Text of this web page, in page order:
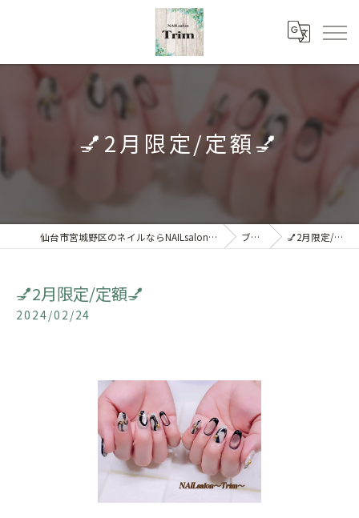
💅2月限定/定額💅
仙台市宮城野区のネイルならNAILsalon Trim 【トリム】 ブログ 💅2月限定/定額💅
💅2月限定/定額💅
2024/02/24